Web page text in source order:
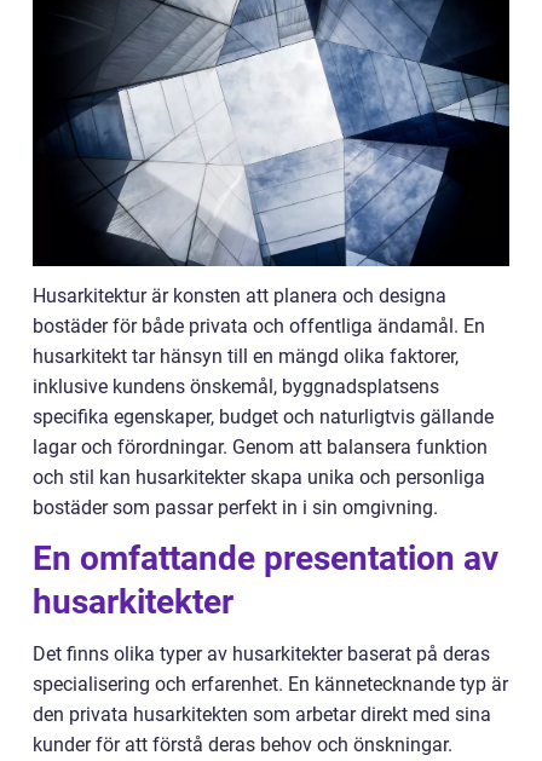
Husarkitektur är konsten att planera och designa
bostäder för både privata och offentliga ändamål. En
husarkitekt tar hänsyn till en mängd olika faktorer,
inklusive kundens önskemål, byggnadsplatsens
specifika egenskaper, budget och naturligtvis gällande
lagar och förordningar. Genom att balansera funktion
och stil kan husarkitekter skapa unika och personliga
bostäder som passar perfekt in i sin omgivning.
En omfattande presentation av
husarkitekter
Det finns olika typer av husarkitekter baserat på deras
specialisering och erfarenhet. En kännetecknande typ är
den privata husarkitekten som arbetar direkt med sina
kunder för att förstå deras behov och önskningar.